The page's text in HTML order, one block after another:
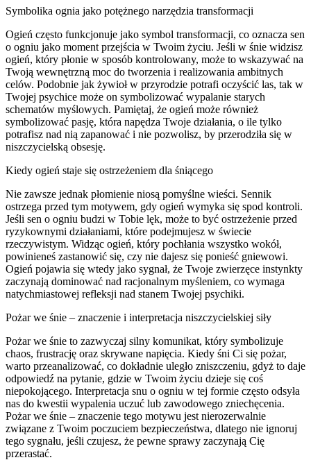
Symbolika ognia jako potężnego narzędzia transformacji
Ogień często funkcjonuje jako symbol transformacji, co oznacza sen
o ogniu jako moment przejścia w Twoim życiu. Jeśli w śnie widzisz
ogień, który płonie w sposób kontrolowany, może to wskazywać na
Twoją wewnętrzną moc do tworzenia i realizowania ambitnych
celów. Podobnie jak żywioł w przyrodzie potrafi oczyścić las, tak w
Twojej psychice może on symbolizować wypalanie starych
schematów myślowych. Pamiętaj, że ogień może również
symbolizować pasję, która napędza Twoje działania, o ile tylko
potrafisz nad nią zapanować i nie pozwolisz, by przerodziła się w
niszczycielską obsesję.
Kiedy ogień staje się ostrzeżeniem dla śniącego
Nie zawsze jednak płomienie niosą pomyślne wieści. Sennik
ostrzega przed tym motywem, gdy ogień wymyka się spod kontroli.
Jeśli sen o ogniu budzi w Tobie lęk, może to być ostrzeżenie przed
ryzykownymi działaniami, które podejmujesz w świecie
rzeczywistym. Widząc ogień, który pochłania wszystko wokół,
powinieneś zastanowić się, czy nie dajesz się ponieść gniewowi.
Ogień pojawia się wtedy jako sygnał, że Twoje zwierzęce instynkty
zaczynają dominować nad racjonalnym myśleniem, co wymaga
natychmiastowej refleksji nad stanem Twojej psychiki.
Pożar we śnie – znaczenie i interpretacja niszczycielskiej siły
Pożar we śnie to zazwyczaj silny komunikat, który symbolizuje
chaos, frustrację oraz skrywane napięcia. Kiedy śni Ci się pożar,
warto przeanalizować, co dokładnie uległo zniszczeniu, gdyż to daje
odpowiedź na pytanie, gdzie w Twoim życiu dzieje się coś
niepokojącego. Interpretacja snu o ogniu w tej formie często odsyła
nas do kwestii wypalenia uczuć lub zawodowego zniechęcenia.
Pożar we śnie – znaczenie tego motywu jest nierozerwalnie
związane z Twoim poczuciem bezpieczeństwa, dlatego nie ignoruj
tego sygnału, jeśli czujesz, że pewne sprawy zaczynają Cię
przerastać.